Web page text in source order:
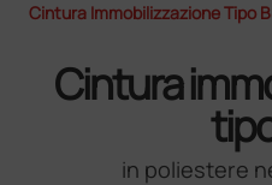
Cintura Immobilizzazione Tipo
Cintura
in poliestere